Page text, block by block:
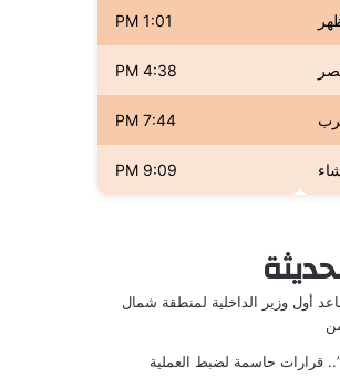
1:01 PM
4:38 PM
7:44 PM
9:09 PM
أول وزير الداخلية لمنطقة شمال
قرارات حاسمة لضبط العملية